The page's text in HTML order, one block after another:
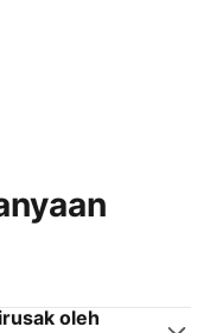
seperti Anda
oleh